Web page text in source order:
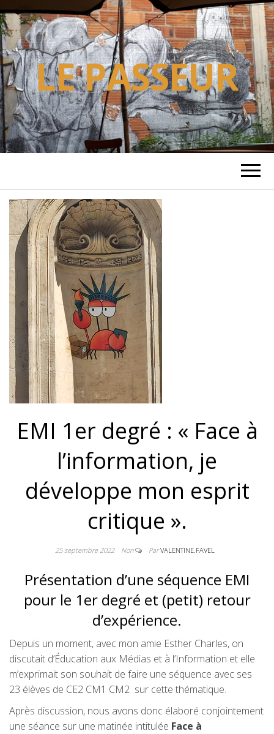
LE PASSEUR
EMI 1er degré : « Face à
l’information, je
développe mon esprit
critique ».
25 septembre 2022 Non ParVALENTINE.FAVEL
Présentation d’une séquence EMI
pour le 1er degré et (petit) retour
d’expérience.
Depuis un moment, avec mon amie Esther Charles, on
discutait d’Éducation aux Médias et à l’Information et elle
m’exprimait son souhait de faire une séquence avec ses
23 élèves de CE2 CM1 CM2 sur cette thématique.
Après discussion, nous avons donc élaboré conjointement
une séance sur une matinée intitulée Face à